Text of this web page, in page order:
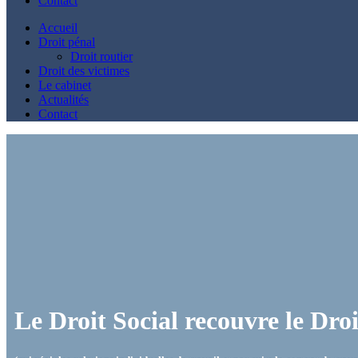
Accueil
Droit pénal
Droit routier
Droit des victimes
Le cabinet
Actualités
Contact
Le Droit Social recouvre le